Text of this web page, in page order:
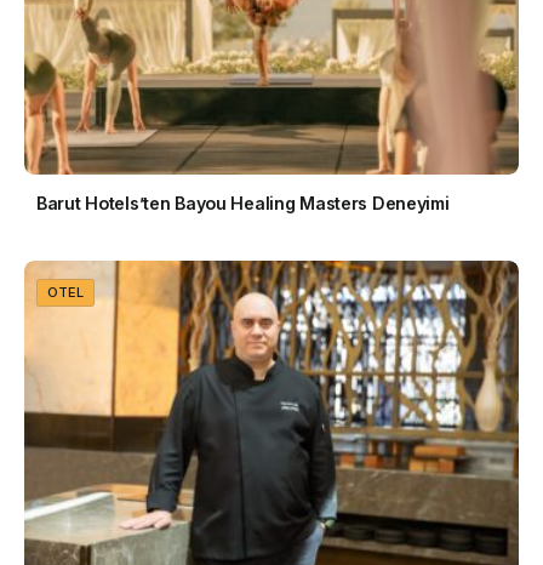
Barut Hotels’ten Bayou Healing Masters Deneyimi
OTEL